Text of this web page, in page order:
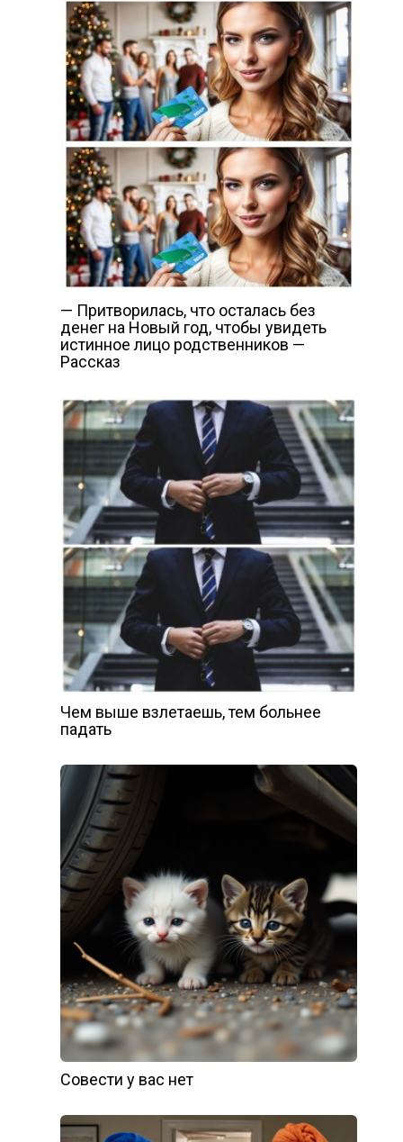
— Притворилась, что осталась без
денег на Новый год, чтобы увидеть
истинное лицо родственников —
Рассказ
Чем выше взлетаешь, тем больнее
падать
Совести у вас нет